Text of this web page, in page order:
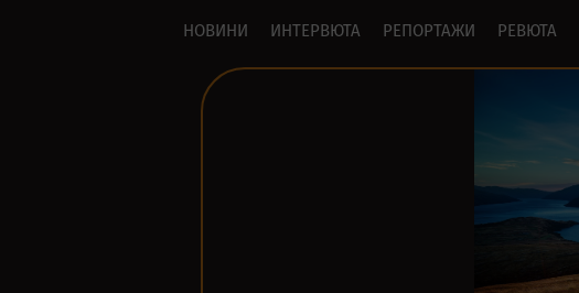
НОВИНИ ИНТЕРВЮТА РЕПОРТАЖИ РЕВЮТА